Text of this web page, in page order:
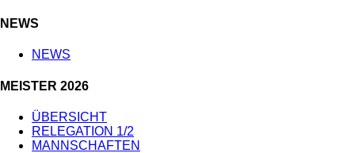
NEWS
NEWS
MEISTER 2026
ÜBERSICHT
RELEGATION 1/2
MANNSCHAFTEN